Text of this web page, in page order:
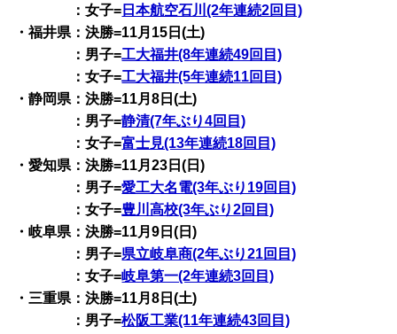
：女子= 日本航空石川(2年連続2回目)
・福井県：決勝=11月15日(土)
：男子=工大福井(8年連続49回目)
：女子=工大福井(5年連続11回目)
・静岡県：決勝=11月8日(土)
：男子=静清(7年ぶり4回目)
：女子=富士見(13年連続18回目)
・愛知県：決勝=11月23日(日)
：男子=愛工大名電(3年ぶり19回目)
：女子=豊川高校(3年ぶり2回目)
・岐阜県：決勝=11月9日(日)
：男子=県立岐阜商(2年ぶり21回目)
：女子=岐阜第一(2年連続3回目)
・三重県：決勝=11月8日(土)
：男子=松阪工業(11年連続43回目)